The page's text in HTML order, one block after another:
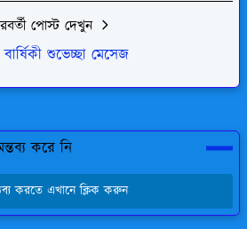
পোস্ট দেখুন
শুভেচ্ছা মেসেজ
করে নি
করতে এখানে ক্লিক করুন